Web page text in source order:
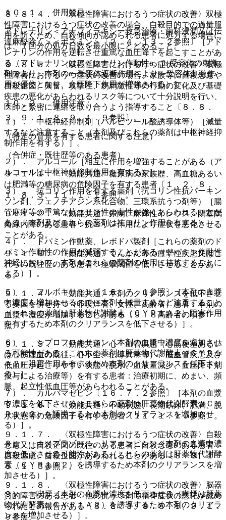
１０．１． 併用禁忌：
アドレナリン＜アナフィラキシー救急治療・歯科浸潤又は伝
達麻酔除く＞＜ボスミン＞〔２．４、１３．２参照〕［アド
レナリンの作用を逆転させ重篤な血圧降下を起こすことがあ
る（アドレナリンはアドレナリン作動性α、β−受容体の刺激
剤であり、本剤のα−受容体遮断作用によりβ−受容体刺激作
用が優位となり、血圧降下作用が増強される）］。
１０．２． 併用注意：
１）． 中枢神経抑制剤（バルビツール酸誘導体等）［減量
するなど注意すること（本剤及びこれらの薬剤は中枢神経抑
制作用を有する）］。
２）． アルコール［相互に作用を増強することがある（ア
ルコールは中枢神経抑制作用を有する）］。
３）． 抗コリン作用を有する薬剤（抗コリン性抗パーキン
ソン剤、フェノチアジン系化合物、三環系抗うつ剤等）［腸
管麻痺等の重篤な抗コリン性の毒性が強くあらわれることが
ある（本剤及びこれらの薬剤は抗コリン作用を有する）］。
４）． ドパミン作動薬、レボドパ製剤［これらの薬剤のド
パミン作動性の作用が減弱することがある（ドパミン作動性
神経において、本剤がこれらの薬剤の作用に拮抗することに
よる）］。
５）． フルボキサミン〔１６．７．１参照〕［本剤の血漿
中濃度を増加させるので、本剤を減量するなど注意すること
（これらの薬剤は肝薬物代謝酵素（ＣＹＰ１Ａ２）阻害作用
を有するため本剤のクリアランスを低下させる）］。
６）． シプロフロキサシン［本剤の血漿中濃度を増加させ
る可能性がある（これらの薬剤は肝薬物代謝酵素（ＣＹＰ１
Ａ２）阻害作用を有するため本剤のクリアランスを低下させ
る）］。
７）． カルバマゼピン〔１６．７．２参照〕［本剤の血漿
中濃度を低下させる（これらの薬剤は肝薬物代謝酵素（ＣＹ
Ｐ１Ａ２）を誘導するため本剤のクリアランスを増加させ
る）］。
８）． オメプラゾール、リファンピシン［本剤の血漿中濃
度を低下させる可能性がある（これらの薬剤は肝薬物代謝酵
素（ＣＹＰ１Ａ２）を誘導するため本剤のクリアランスを増
加させる）］。
９）． 喫煙［本剤の血漿中濃度を低下させる（喫煙は肝薬
物代謝酵素（ＣＹＰ１Ａ２）を誘導するため本剤のクリアラ
ンスを増加させる）］。
８．８．４． 〈双極性障害におけるうつ症状の改善〉双極
性障害におけるうつ症状の改善の場合、自殺目的での過量服
用を防ぐため、自殺傾向が認められる患者に処方する場合に
は、１回分の処方日数を最小限にとどめること。
８．８．５． 〈双極性障害におけるうつ症状の改善〉双極
性障害におけるうつ症状の改善の場合、家族等に自殺念慮や
自殺企図、興奮、攻撃性、易刺激性等の行動の変化及び基礎
疾患の悪化があらわれるリスク等について十分説明を行い、
医師と緊密に連絡を取り合うよう指導すること〔８．８．
３、９．１．８、９．１．９参照〕。
（特定の背景を有する患者に関する注意）
（合併症・既往歴等のある患者）
９．１．１． 〈効能共通〉糖尿病の家族歴、高血糖あるい
は肥満等の糖尿病の危険因子を有する患者〔１．２、８．
１、８．３、１１．１．１参照〕。
９．１．２． 〈効能共通〉尿閉、麻痺性イレウス、閉塞隅
角緑内障のある患者：抗コリン作用により症状を悪化させる
ことがある。
９．１．３． 〈効能共通〉てんかん等の痙攣性疾患又はこ
れらの既往歴のある患者：痙攣閾値を低下させることがあ
る。
９．１．４． 〈効能共通〉本剤のクリアランスを低下させ
る要因を併せ持つ（非喫煙者、女性、高齢者）患者：本剤の
血漿中濃度が増加することがある〔９．８高齢者の項参
照〕。
９．１．５． 〈効能共通〉心・血管疾患（心筋梗塞あるい
は心筋虚血の既往、心不全、伝導異常等）、脳血管疾患及び
低血圧が起こりやすい状態（脱水、血液量減少、血圧降下剤
投与による治療等）を有する患者：治療初期に、めまい、頻
脈、起立性低血圧等があらわれることがある。
９．１．６． 〈効能共通〉不動状態、長期臥床、肥満、脱
水状態等の危険因子を有する患者〔１１．１．１０参照〕。
９．１．７． 〈双極性障害におけるうつ症状の改善〉自殺
念慮又は自殺企図の既往のある患者、自殺念慮のある患者：
自殺念慮、自殺企図があらわれることがある〔８．８、１
５．１．３参照〕。
９．１．８． 〈双極性障害におけるうつ症状の改善〉脳器
質的障害のある患者：他の抗うつ剤で精神症状の悪化が認め
られたとの報告がある〔８．８．３、８．８．５、９．１．
９参照〕。